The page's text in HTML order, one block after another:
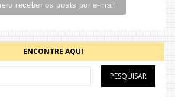
ENCONTRE AQUI